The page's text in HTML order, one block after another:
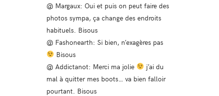
@ Margaux: Oui et puis on peut faire des
photos sympa, ça change des endroits
habituels. Bisous
@ Fashonearth: Si bien, n’exagères pas
Bisous
@ Addictanot: Merci ma jolie
j’ai du
mal à quitter mes boots… va bien falloir
pourtant. Bisous